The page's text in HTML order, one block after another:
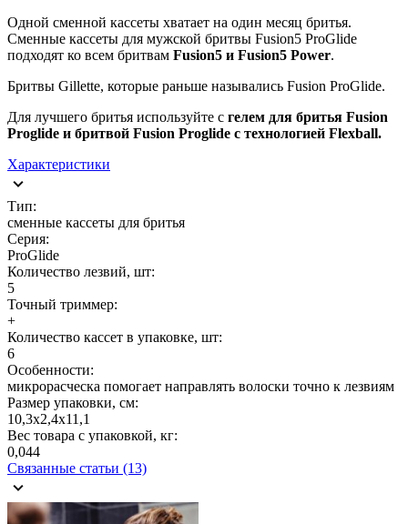
Одной сменной кассеты хватает на один месяц бритья.
Сменные кассеты для мужской бритвы Fusion5 ProGlide
подходят ко всем бритвам Fusion5 и Fusion5 Power.
Бритвы Gillette, которые раньше назывались Fusion ProGlide.
Для лучшего бритья используйте c гелем для бритья Fusion
Proglide и бритвой Fusion Proglide с технологией Flexball.
Характеристики
Тип:
сменные кассеты для бритья
Серия:
ProGlide
Количество лезвий, шт:
5
Точный триммер:
+
Количество кассет в упаковке, шт:
6
Особенности:
микрорасческа помогает направлять волоски точно к лезвиям
Размер упаковки, см:
10,3х2,4х11,1
Вес товара с упаковкой, кг:
0,044
Связанные статьи (13)